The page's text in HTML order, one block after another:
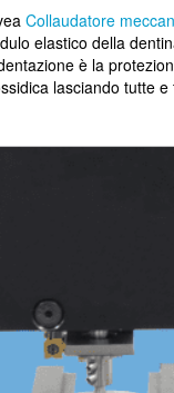
Collaudatore
elastico della
è la
lasciando tutte